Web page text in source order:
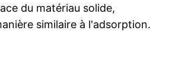
du matériau solide,
similaire à l'adsorption.